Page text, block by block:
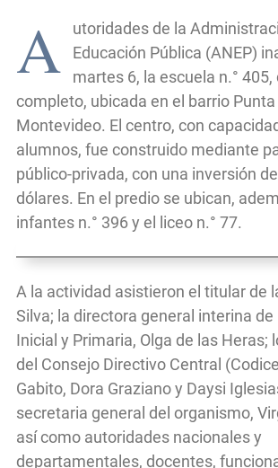
A
utoridades de la
Educación Pública (ANEP)
martes 6, la escuela n.°
completo, ubicada en el barrio Punta
Montevideo. El centro, con
alumnos, fue construido mediante
público-privada, con una inversión
dólares. En el predio se ubican,
infantes n.° 396 y el liceo n.° 77.
A la actividad asistieron el titular de
Silva; la directora general interina de
Inicial y Primaria, Olga de las Heras;
del Consejo Directivo Central
Gabito, Dora Graziano y Daysi
secretaria general del organismo,
así como autoridades nacionales y
departamentales, docentes,